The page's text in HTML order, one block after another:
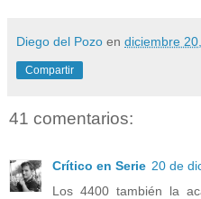
Diego del Pozo en diciembre
Compartir
41 comentarios:
Crítico en Serie 20 de
Los 4400 también la